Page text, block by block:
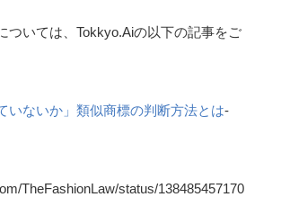
ついては、Tokkyo.Aiの以下の記事をご
いないか」類似商標の判断方法とは-
TheFashionLaw/status/138485457170